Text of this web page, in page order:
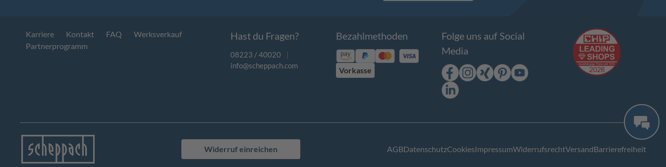
Karriere Kontakt FAQ
Werksverkauf
Partnerprogramm
Hast du Fragen?
08223 / 40020
|
info@scheppach.com
Bezahlmethoden
Vorkasse
Folge uns auf Social
Media
Widerruf einreichen AGBDatenschutzCookiesImpressumWiderrufsrechtVersandBarrierefreiheit